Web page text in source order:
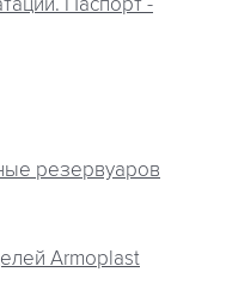
Паспорт -
резервуаров
Armoplast